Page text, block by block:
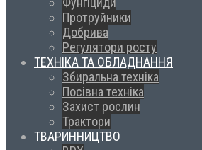
Протруйники
Добрива
Регулятори росту
ТЕХНІКА ТА ОБЛАДНАННЯ
Збиральна техніка
Посівна техніка
Захист рослин
Трактори
ТВАРИННИЦТВО